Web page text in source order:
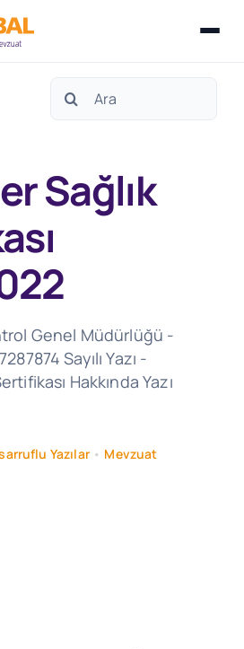
Search
Sağlık
Genel Müdürlüğü -
Sayılı Yazı -
Hakkında Yazı
Yazılar• Mevzuat